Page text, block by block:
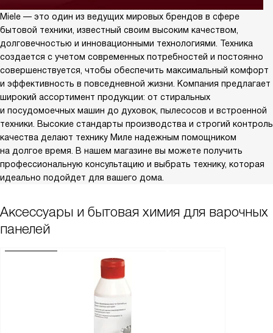
Miele — это один из ведущих мировых брендов в сфере
бытовой техники, известный своим высоким качеством,
долговечностью и инновационными технологиями. Техника
создается с учетом современных потребностей и постоянно
совершенствуется, чтобы обеспечить максимальный комфорт
и эффективность в повседневной жизни. Компания предлагает
широкий ассортимент продукции: от стиральных
и посудомоечных машин до духовок, пылесосов и встроенной
техники. Высокие стандарты производства и строгий контроль
качества делают технику Миле надежным помощником
на долгое время. В нашем магазине вы можете получить
профессиональную консультацию и выбрать технику, которая
идеально подойдет для вашего дома.
Аксессуары и бытовая химия для варочных
панелей